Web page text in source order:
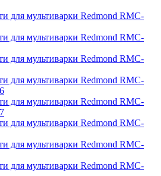
для мультиварки Redmond RMC-
для мультиварки Redmond RMC-
для мультиварки Redmond RMC-
для мультиварки Redmond RMC-
для мультиварки Redmond RMC-
для мультиварки Redmond RMC-
для мультиварки Redmond RMC-
для мультиварки Redmond RMC-